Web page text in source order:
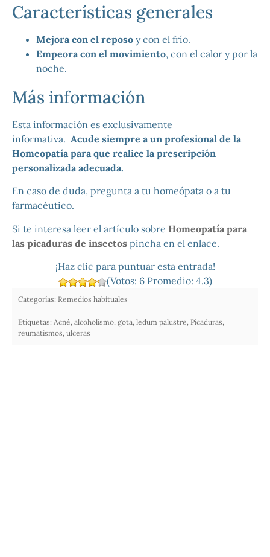
Características generales
Mejora con el reposo y con el frío.
Empeora con el movimiento, con el calor y por la
noche.
Más información
Esta información es exclusivamente
informativa. Acude siempre a un profesional de la
Homeopatía para que realice la prescripción
personalizada adecuada.
En caso de duda, pregunta a tu homeópata o a tu
farmacéutico.
Si te interesa leer el artículo sobre Homeopatía para
las picaduras de insectos pincha en el enlace.
¡Haz clic para puntuar esta entrada!
(Votos: 6Promedio: 4.3)
Categorías: Remedios habituales
Etiquetas: Acné, alcoholismo, gota, ledum palustre, Picaduras,
reumatismos, ulceras